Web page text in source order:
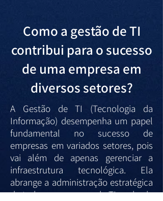
Como a gestão de TI
contribui para o sucesso
de uma empresa em
diversos setores?
​A Gestão de TI (Tecnologia da
Informação) desempenha um papel
fundamental no sucesso de
empresas em variados setores, pois
vai além de apenas gerenciar a
infraestrutura tecnológica. Ela
abrange a administração estratégica
de todos os recursos de TI — desde